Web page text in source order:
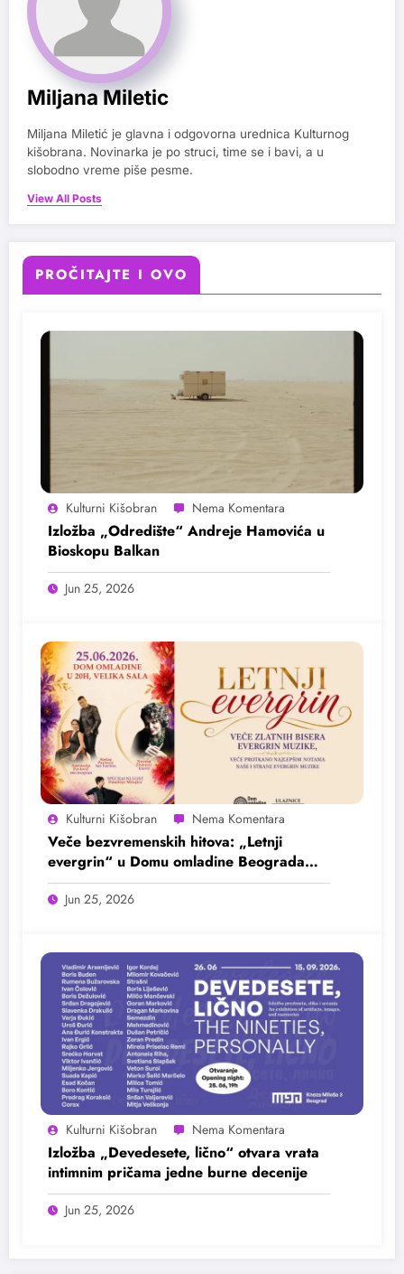
Miljana Miletic
Miljana Miletić je glavna i odgovorna urednica Kulturnog
kišobrana. Novinarka je po struci, time se i bavi, a u
slobodno vreme piše pesme.
View All Posts
PROČITAJTE I OVO
Kulturni Kišobran
Izložba „Odredište“ Andreje Hamovića u
Bioskopu Balkan
Jun 25, 2026
Kulturni Kišobran
Veče bezvremenskih hitova: „Letnji
evergrin“ u Domu omladine Beograda
25. juna
Jun 25, 2026
Kulturni Kišobran
Izložba „Devedesete, lično“ otvara vrata
intimnim pričama jedne burne decenije
Jun 25, 2026